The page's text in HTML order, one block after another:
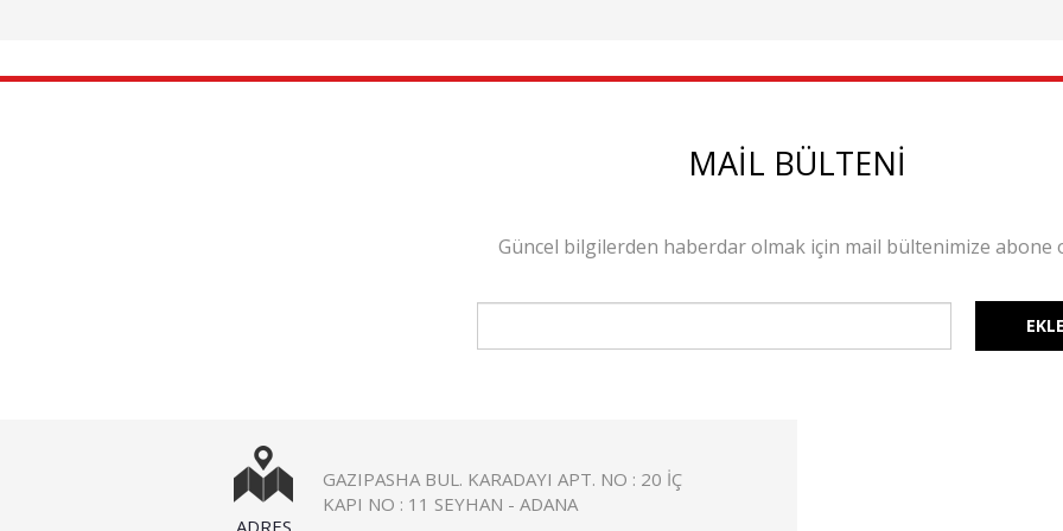
MAİL BÜLTENİ
Güncel bilgilerden haberdar olmak için mail bültenimize abone
ADRES
GAZIPASHA BUL. KARADAYI APT. NO : 20 İÇ
KAPI NO : 11 SEYHAN - ADANA